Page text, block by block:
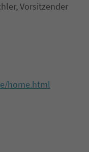
Vorsitzender
home.html